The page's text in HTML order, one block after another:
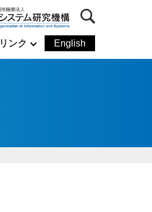
ンク English